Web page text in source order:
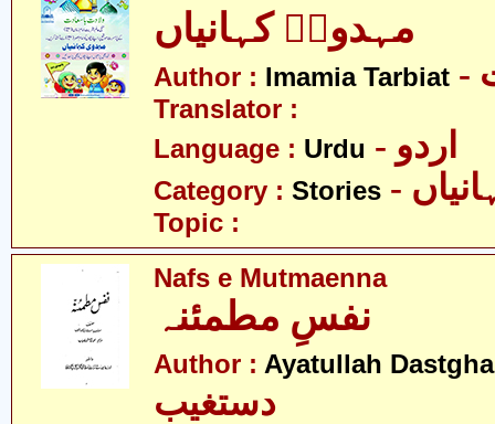
مہدویؑ کہانیاں
Author : Imamia Tarbiat
Translator :
Language : Urdu - اردو
Category : Stories
Topic :
Nafs e Mutmaenna
نفسِ مطمئنہ
Author : Ayatullah
دستغیب